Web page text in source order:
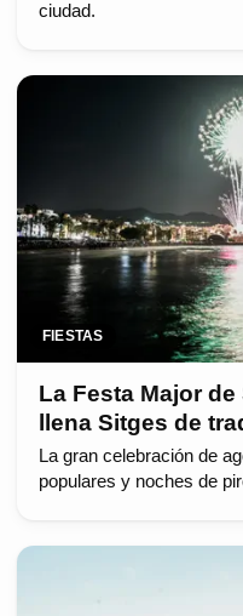
ciudad.
FIESTAS
La Festa Major
llena Sitges de
La gran celebración de
populares y noches de